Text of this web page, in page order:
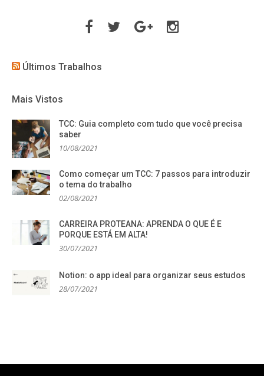
FacebookTwitter Google
Plus
Instagram
Últimos Trabalhos
Mais Vistos
TCC: Guia completo com tudo que você precisa
saber
10/08/2021
Como começar um TCC: 7 passos para introduzir
o tema do trabalho
02/08/2021
CARREIRA PROTEANA: APRENDA O QUE É E
PORQUE ESTÁ EM ALTA!
30/07/2021
Notion: o app ideal para organizar seus estudos
28/07/2021